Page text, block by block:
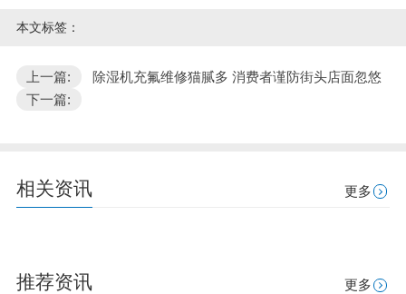
本文标签：
上一篇:
除湿机充氟维修猫腻多 消费者谨防街头店面忽悠
下一篇:
相关资讯 更多
推荐资讯 更多